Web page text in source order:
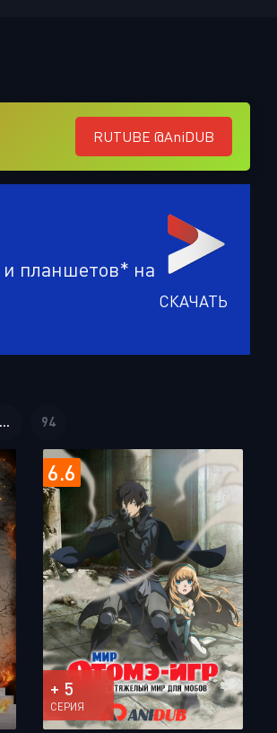
RUTUBE @AniDUB
и планшетов* на
СКАЧАТЬ
... 94
6.6
+ 5
СЕРИЯ